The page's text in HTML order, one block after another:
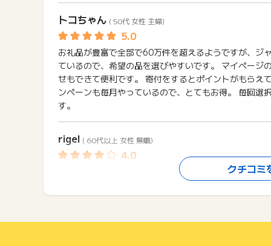
トコちゃん ( 50代 女性 主婦)
お礼品が豊富で全部で60万件を超えるようですが、ジ
ているので、希望の品を選びやすいです。 マイページ
せもできて便利です。 寄付をするとポイントがもらえ
ンペーンも毎月やっているので、とてもお得。 毎回選
す。
rigel ( 60代以上 女性 無職)
今年初めてふるさと納税を利用しました。 初めてなの
寄付できるかがはっきりわかりませんでした。 それで
らと思いました。 返礼品は木製ペレットで2年半ほど
られて良かったです。 自然木なので安心です。難を
クチコミ